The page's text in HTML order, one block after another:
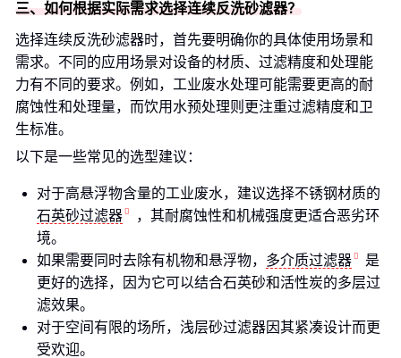
三、如何根据实际需求选择连续反洗砂滤器？
选择连续反洗砂滤器时，首先要明确你的具体使用场景和
需求。不同的应用场景对设备的材质、过滤精度和处理能
力有不同的要求。例如，工业废水处理可能需要更高的耐
腐蚀性和处理量，而饮用水预处理则更注重过滤精度和卫
生标准。
以下是一些常见的选型建议：
对于高悬浮物含量的工业废水，建议选择不锈钢材质的
石英砂过滤器
，其耐腐蚀性和机械强度更适合恶劣环
境。
如果需要同时去除有机物和悬浮物， 多介质过滤器
是
更好的选择，因为它可以结合石英砂和活性炭的多层过
滤效果。
对于空间有限的场所，浅层砂过滤器因其紧凑设计而更
受欢迎。